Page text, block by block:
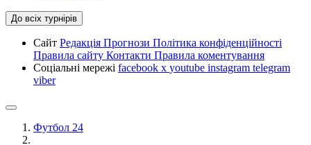
До всіх турнірів
Сайт Редакція Прогнози Політика конфіденційності
Правила сайту Контакти Правила коментування
Соціальні мережі facebook x youtube instagram telegram
viber
Футбол 24